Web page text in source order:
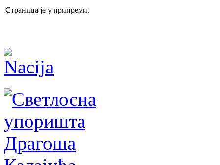
Страница је у припреми.